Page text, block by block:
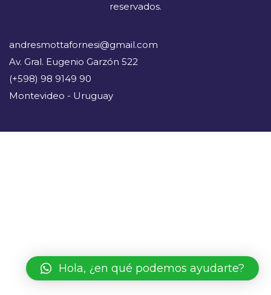
reservados.
andresmottafornesi@gmail.com
Av. Gral. Eugenio Garzón 522
(+598) 98 9149 90
Montevideo - Uruguay
Hola, ¿en qué podemos ayudarte?